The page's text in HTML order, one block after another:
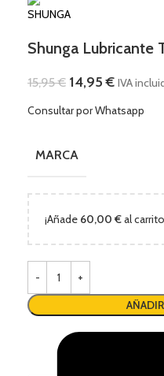
Shunga Lubricante
15,95€ 14,95€ IVA
Consultar por Whatsapp
MARCA
¡Añade 60,00 €al